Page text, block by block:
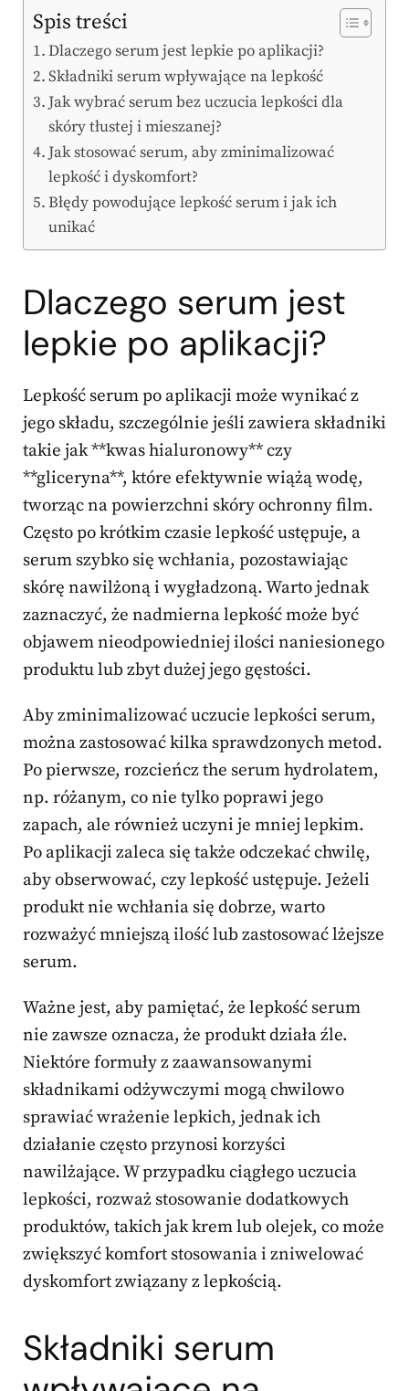
Spis treści
Dlaczego serum jest lepkie po aplikacji?
Składniki serum wpływające na lepkość
Jak wybrać serum bez uczucia lepkości dla
skóry tłustej i mieszanej?
Jak stosować serum, aby zminimalizować
lepkość i dyskomfort?
Błędy powodujące lepkość serum i jak ich
unikać
Dlaczego serum jest
lepkie po aplikacji?
Lepkość serum po aplikacji może wynikać z
jego składu, szczególnie jeśli zawiera składniki
takie jak **kwas hialuronowy** czy
**gliceryna**, które efektywnie wiążą wodę,
tworząc na powierzchni skóry ochronny film.
Często po krótkim czasie lepkość ustępuje, a
serum szybko się wchłania, pozostawiając
skórę nawilżoną i wygładzoną. Warto jednak
zaznaczyć, że nadmierna lepkość może być
objawem nieodpowiedniej ilości naniesionego
produktu lub zbyt dużej jego gęstości.
Aby zminimalizować uczucie lepkości serum,
można zastosować kilka sprawdzonych metod.
Po pierwsze, rozcieńcz the serum hydrolatem,
np. różanym, co nie tylko poprawi jego
zapach, ale również uczyni je mniej lepkim.
Po aplikacji zaleca się także odczekać chwilę,
aby obserwować, czy lepkość ustępuje. Jeżeli
produkt nie wchłania się dobrze, warto
rozważyć mniejszą ilość lub zastosować lżejsze
serum.
Ważne jest, aby pamiętać, że lepkość serum
nie zawsze oznacza, że produkt działa źle.
Niektóre formuły z zaawansowanymi
składnikami odżywczymi mogą chwilowo
sprawiać wrażenie lepkich, jednak ich
działanie często przynosi korzyści
nawilżające. W przypadku ciągłego uczucia
lepkości, rozważ stosowanie dodatkowych
produktów, takich jak krem lub olejek, co może
zwiększyć komfort stosowania i zniwelować
dyskomfort związany z lepkością.
Składniki serum